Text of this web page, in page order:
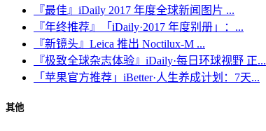
『最佳』iDaily 2017 年度全球新闻图片 ...
『年终推荐』「iDaily·2017 年度别册」：...
『新镜头』Leica 推出 Noctilux-M ...
『极致全球杂志体验』iDaily·每日环球视野 正...
「苹果官方推荐」iBetter·人生养成计划：7天...
其他